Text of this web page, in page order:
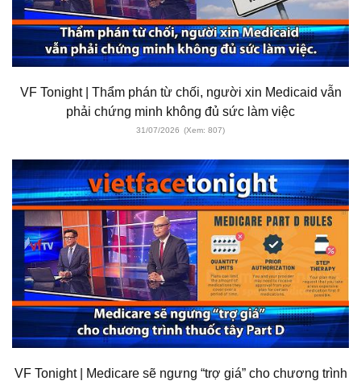
VF Tonight | Thẩm phán từ chối, người xin Medicaid vẫn
phải chứng minh không đủ sức làm việc
31/07/2026 (Xem: 807)
VF Tonight | Medicare sẽ ngưng “trợ giá” cho chương trình